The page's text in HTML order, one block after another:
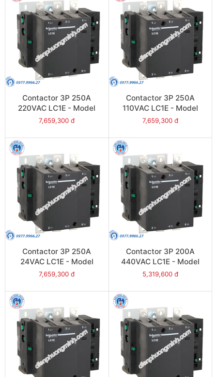
Contactor 3P 250A
220VAC LC1E - Model
LC1E250M6
7,659,300 đ
Contactor 3P 250A
110VAC LC1E - Model
LC1E250F6
7,659,300 đ
Contactor 3P 250A
24VAC LC1E - Model
LC1E250B6
7,659,300 đ
Contactor 3P 200A
440VAC LC1E - Model
LC1E200R6
5,319,600 đ